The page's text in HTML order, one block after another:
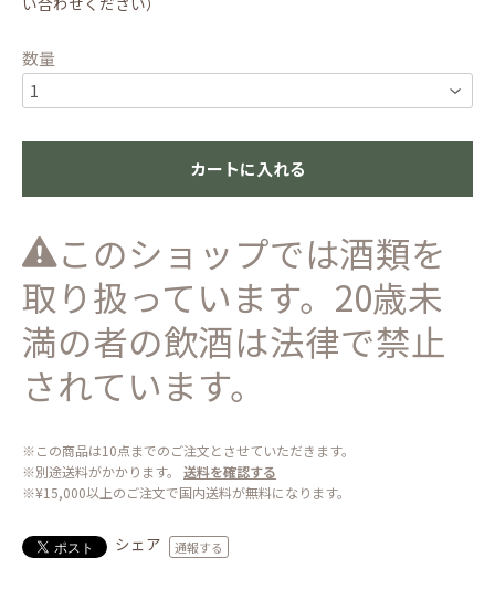
数量
カートに入れる
このショップでは酒類を
取り扱っています。20歳未
満の者の飲酒は法律で禁止
されています。
※この商品は10点までのご注文とさせていただきます。
※別途送料がかかります。
送料を確認する
※¥15,000以上のご注文で国内送料が無料になります。
シェア 通報する